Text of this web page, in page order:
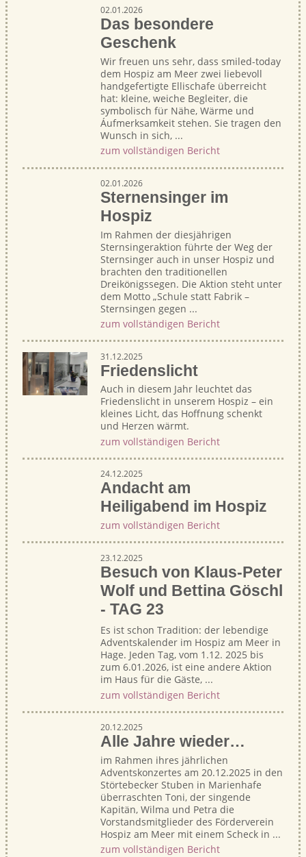
02.01.2026
Das besondere
Geschenk
Wir freuen uns sehr, dass smiled-today
dem Hospiz am Meer zwei liebevoll
handgefertigte Ellischafe überreicht
hat: kleine, weiche Begleiter, die
symbolisch für Nähe, Wärme und
Áufmerksamkeit stehen. Sie tragen den
Wunsch in sich, ...
zum vollständigen Bericht
02.01.2026
Sternensinger im
Hospiz
Im Rahmen der diesjährigen
Sternsingeraktion führte der Weg der
Sternsinger auch in unser Hospiz und
brachten den traditionellen
Dreikönigssegen. Die Aktion steht unter
dem Motto „Schule statt Fabrik –
Sternsingen gegen ...
zum vollständigen Bericht
31.12.2025
Friedenslicht
Auch in diesem Jahr leuchtet das
Friedenslicht in unserem Hospiz – ein
kleines Licht, das Hoffnung schenkt
und Herzen wärmt.
zum vollständigen Bericht
24.12.2025
Andacht am
Heiligabend im Hospiz
zum vollständigen Bericht
23.12.2025
Besuch von Klaus-Peter
Wolf und Bettina Göschl
- TAG 23
Es ist schon Tradition: der lebendige
Adventskalender im Hospiz am Meer in
Hage. Jeden Tag, vom 1.12. 2025 bis
zum 6.01.2026, ist eine andere Aktion
im Haus für die Gäste, ...
zum vollständigen Bericht
20.12.2025
Alle Jahre wieder…
im Rahmen ihres jährlichen
Adventskonzertes am 20.12.2025 in den
Störtebecker Stuben in Marienhafe
überraschten Toni, der singende
Kapitän, Wilma und Petra die
Vorstandsmitglieder des Förderverein
Hospiz am Meer mit einem Scheck in ...
zum vollständigen Bericht